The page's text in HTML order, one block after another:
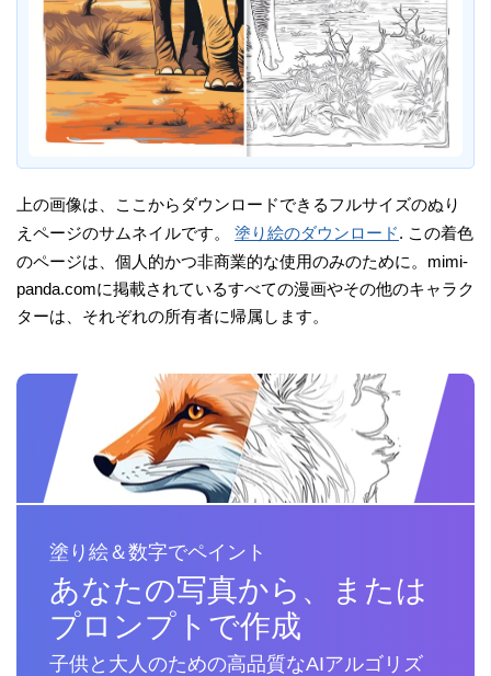
上の画像は、ここからダウンロードできるフルサイズのぬり
えページのサムネイルです。 塗り絵のダウンロード. この着色
のページは、個人的かつ非商業的な使用のみのために。mimi-
panda.comに掲載されているすべての漫画やその他のキャラク
ターは、それぞれの所有者に帰属します。
塗り絵＆数字でペイント
あなたの写真から、または
プロンプトで作成
子供と大人のための高品質なAIアルゴリズ